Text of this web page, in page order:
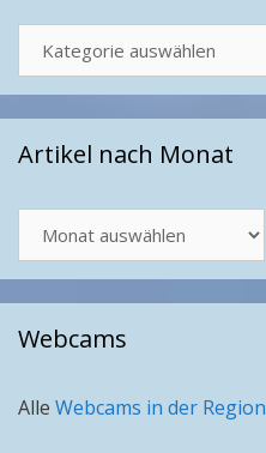
Artikel nach Monat
nach
Monat
Webcams
Alle Webcams in der Region